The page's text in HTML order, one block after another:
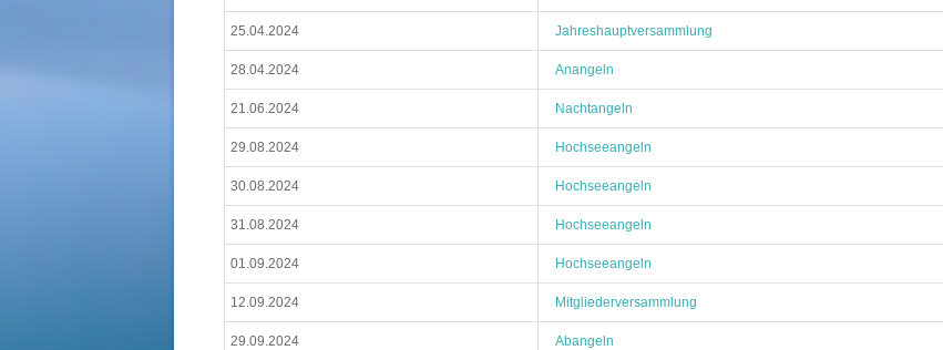
25.04.2024 Jahreshauptversammlung
28.04.2024 Anangeln
21.06.2024 Nachtangeln
29.08.2024 Hochseeangeln
30.08.2024 Hochseeangeln
31.08.2024 Hochseeangeln
01.09.2024 Hochseeangeln
12.09.2024 Mitgliederversammlung
29.09.2024 Abangeln